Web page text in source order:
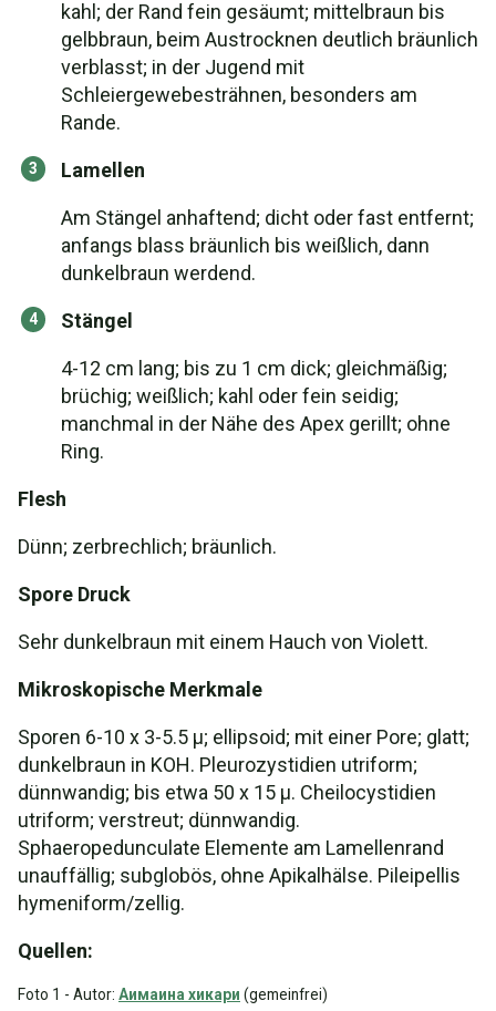
kahl; der Rand fein gesäumt; mittelbraun bis
gelbbraun, beim Austrocknen deutlich bräunlich
verblasst; in der Jugend mit
Schleiergewebesträhnen, besonders am
Rande.
Lamellen
Am Stängel anhaftend; dicht oder fast entfernt;
anfangs blass bräunlich bis weißlich, dann
dunkelbraun werdend.
Stängel
4-12 cm lang; bis zu 1 cm dick; gleichmäßig;
brüchig; weißlich; kahl oder fein seidig;
manchmal in der Nähe des Apex gerillt; ohne
Ring.
Flesh
Dünn; zerbrechlich; bräunlich.
Spore Druck
Sehr dunkelbraun mit einem Hauch von Violett.
Mikroskopische Merkmale
Sporen 6-10 x 3-5.5 µ; ellipsoid; mit einer Pore; glatt;
dunkelbraun in KOH. Pleurozystidien utriform;
dünnwandig; bis etwa 50 x 15 µ. Cheilocystidien
utriform; verstreut; dünnwandig.
Sphaeropedunculate Elemente am Lamellenrand
unauffällig; subglobös, ohne Apikalhälse. Pileipellis
hymeniform/zellig.
Quellen:
Foto 1 - Autor: Аимаина хикари (gemeinfrei)